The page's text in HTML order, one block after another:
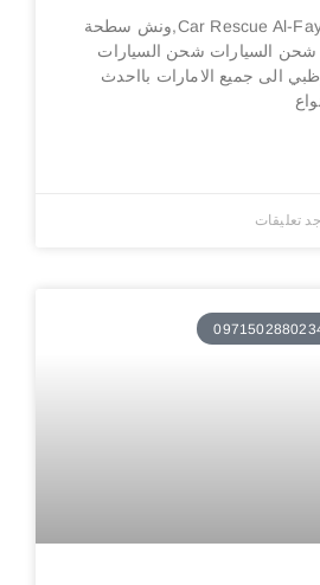
انقاذ سيارات الفاية Car Rescue Al-Fay,ونش سطحة
شحن السيارات شحن السيارات
الى جميع الامارات بااحدث
تعليقات